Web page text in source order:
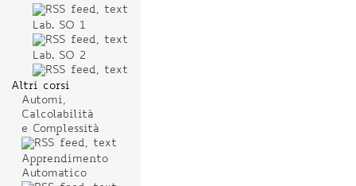
Lab. SO 1
Lab. SO 2
Altri corsi
Automi,
Calcolabilità
e Complessità
Apprendimento
Automatico